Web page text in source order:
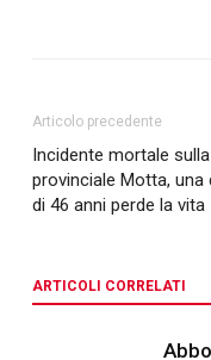
Articolo precedente
Incidente mortale sulla
provinciale Motta, una
di 46 anni perde la vita
ARTICOLI CORRELATI